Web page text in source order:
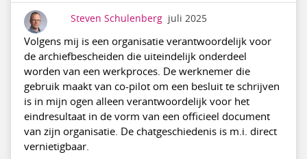
Steven Schulenberg juli 2025
Volgens mij is een organisatie verantwoordelijk voor
de archiefbescheiden die uiteindelijk onderdeel
worden van een werkproces. De werknemer die
gebruik maakt van co-pilot om een besluit te schrijven
is in mijn ogen alleen verantwoordelijk voor het
eindresultaat in de vorm van een officieel document
van zijn organisatie. De chatgeschiedenis is m.i. direct
vernietigbaar.